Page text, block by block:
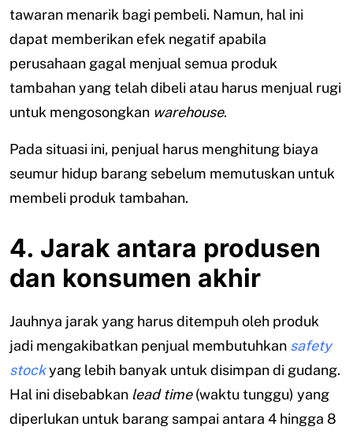
tawaran menarik bagi pembeli. Namun, hal ini
dapat memberikan efek negatif apabila
perusahaan gagal menjual semua produk
tambahan yang telah dibeli atau harus menjual rugi
untuk mengosongkan warehouse.
Pada situasi ini, penjual harus menghitung biaya
seumur hidup barang sebelum memutuskan untuk
membeli produk tambahan.
4. Jarak antara produsen
dan konsumen akhir
Jauhnya jarak yang harus ditempuh oleh produk
jadi mengakibatkan penjual membutuhkan safety
stockyang lebih banyak untuk disimpan di gudang.
Hal ini disebabkan lead time(waktu tunggu) yang
diperlukan untuk barang sampai antara 4 hingga 8